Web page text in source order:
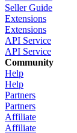
Seller Guide
Extensions
Extensions
API Service
API Service
Community
Help
Help
Partners
Partners
Affiliate
Affiliate